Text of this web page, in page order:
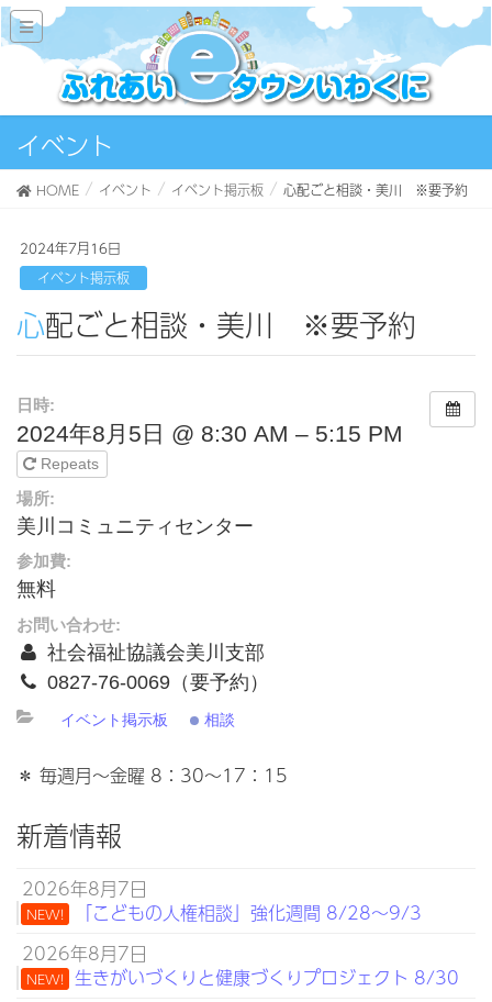
イベント
HOME イベント イベント掲示板 心配ごと相談・美川 ※要予約
2024年7月16日
イベント掲示板
心配ごと相談・美川 ※要予約
日時:
2024年8月5日 @ 8:30 AM – 5:15 PM
Repeats
場所:
美川コミュニティセンター
参加費:
無料
お問い合わせ:
社会福祉協議会美川支部
0827-76-0069（要予約）
イベント掲示板 相談
＊ 毎週月～金曜 8：30～17：15
新着情報
2026年8月7日
NEW!
「こどもの人権相談」強化週間 8/28～9/3
2026年8月7日
NEW! 生きがいづくりと健康づくりプロジェクト 8/30